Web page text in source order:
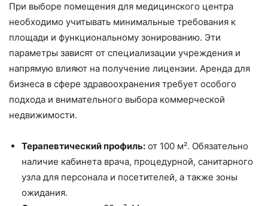
При выборе помещения для медицинского центра
необходимо учитывать минимальные требования к
площади и функциональному зонированию. Эти
параметры зависят от специализации учреждения и
напрямую влияют на получение лицензии. Аренда для
бизнеса в сфере здравоохранения требует особого
подхода и внимательного выбора коммерческой
недвижимости.
Терапевтический профиль: от 100 м². Обязательно
наличие кабинета врача, процедурной, санитарного
узла для персонала и посетителей, а также зоны
ожидания.